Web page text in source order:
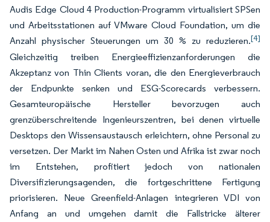
Audis Edge Cloud 4 Production-Programm virtualisiert SPSen
und Arbeitsstationen auf VMware Cloud Foundation, um die
Anzahl physischer Steuerungen um 30 % zu reduzieren.[4]
Gleichzeitig treiben Energieeffizienzanforderungen die
Akzeptanz von Thin Clients voran, die den Energieverbrauch
der Endpunkte senken und ESG-Scorecards verbessern.
Gesamteuropäische Hersteller bevorzugen auch
grenzüberschreitende Ingenieurszentren, bei denen virtuelle
Desktops den Wissensaustausch erleichtern, ohne Personal zu
versetzen. Der Markt im Nahen Osten und Afrika ist zwar noch
im Entstehen, profitiert jedoch von nationalen
Diversifizierungsagenden, die fortgeschrittene Fertigung
priorisieren. Neue Greenfield-Anlagen integrieren VDI von
Anfang an und umgehen damit die Fallstricke älterer